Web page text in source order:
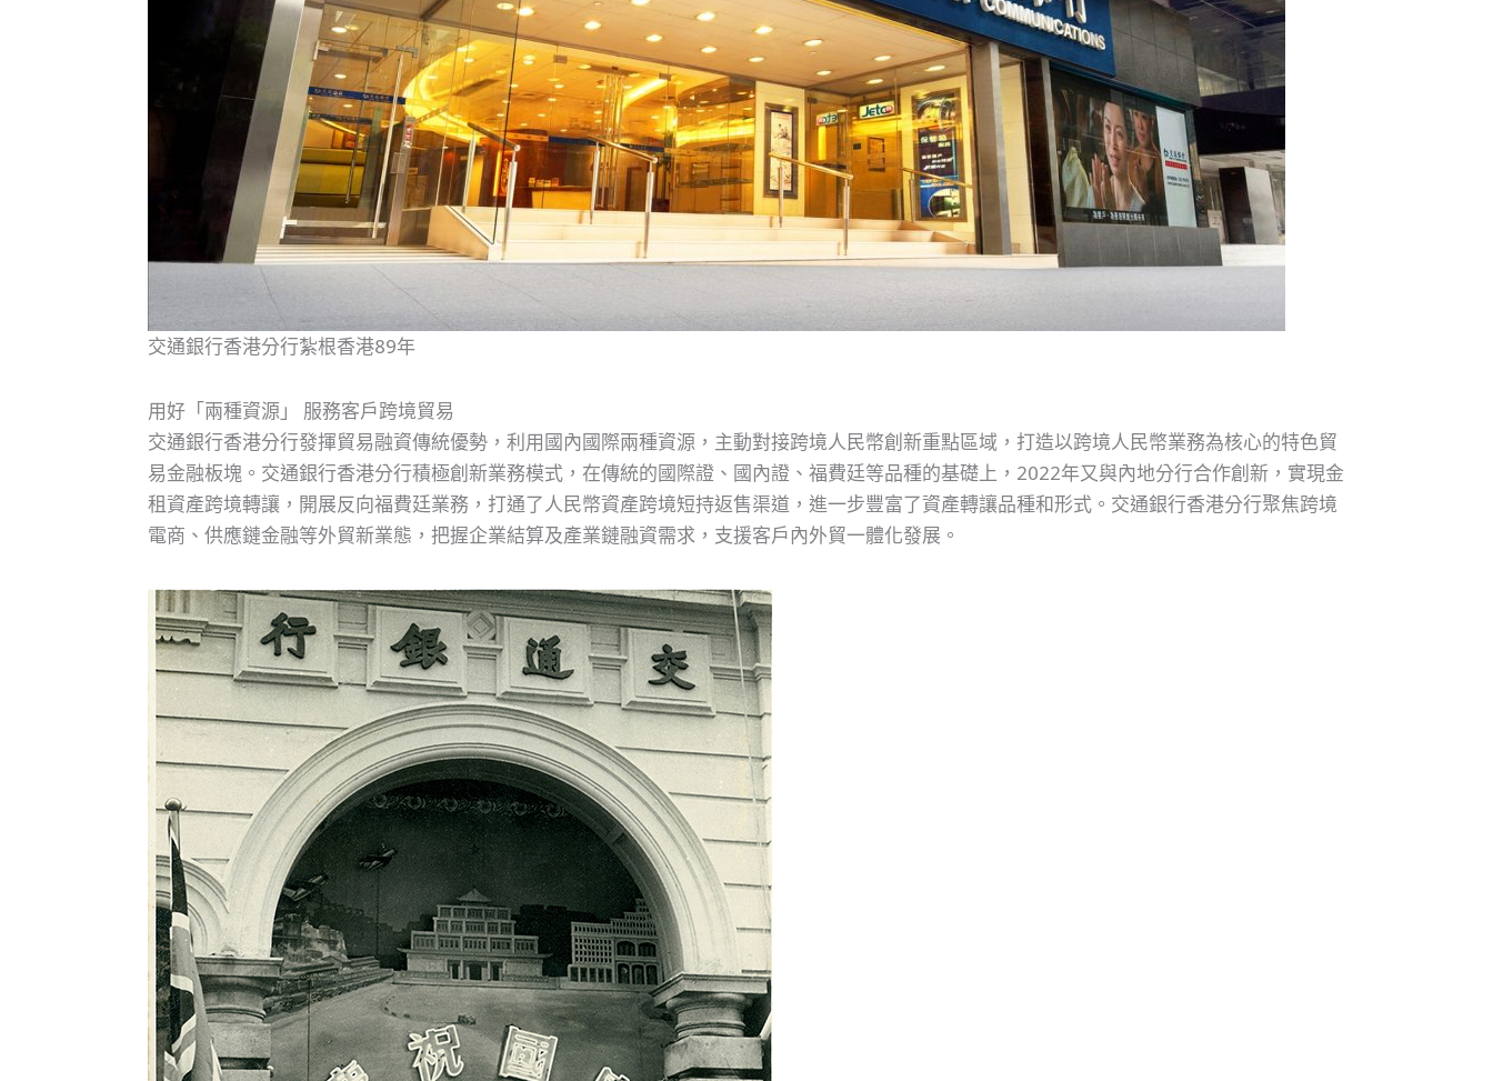
交通銀行香港分行紮根香港89年
用好「兩種資源」 服務客戶跨境貿易
交通銀行香港分行發揮貿易融資傳統優勢，利用國內國際兩種資源，主動對接跨境人民幣創新重點區域，打造以跨境人民幣業務為核心的特色貿
易金融板塊。交通銀行香港分行積極創新業務模式，在傳統的國際證、國內證、福費廷等品種的基礎上，2022年又與內地分行合作創新，實現金
租資產跨境轉讓，開展反向福費廷業務，打通了人民幣資產跨境短持返售渠道，進一步豐富了資產轉讓品種和形式。交通銀行香港分行聚焦跨境
電商、供應鏈金融等外貿新業態，把握企業結算及產業鏈融資需求，支援客戶內外貿一體化發展。